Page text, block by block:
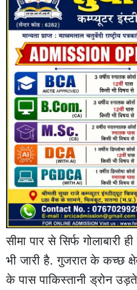
सीमा पार से सिर्फ गोलाबारी
भी जारी है. गुजरात के कच्छ
के पास पाकिस्तानी ड्रोन